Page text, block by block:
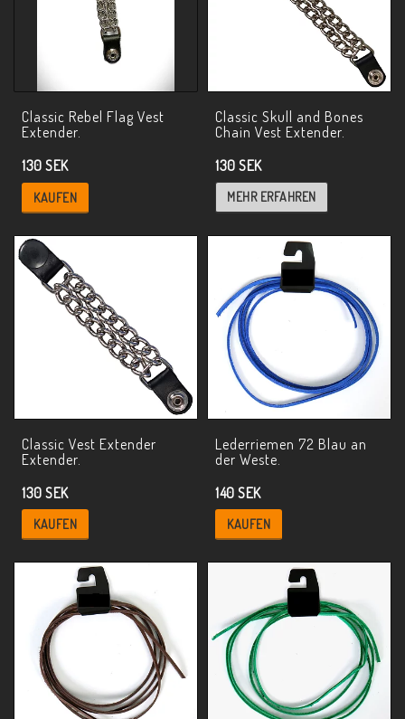
Classic Rebel Flag Vest
Extender.
130 SEK
KAUFEN
Classic Skull and Bones
Chain Vest Extender.
130 SEK
MEHR ERFAHREN
Classic Vest Extender
Extender.
130 SEK
KAUFEN
Lederriemen 72 Blau an
der Weste.
140 SEK
KAUFEN